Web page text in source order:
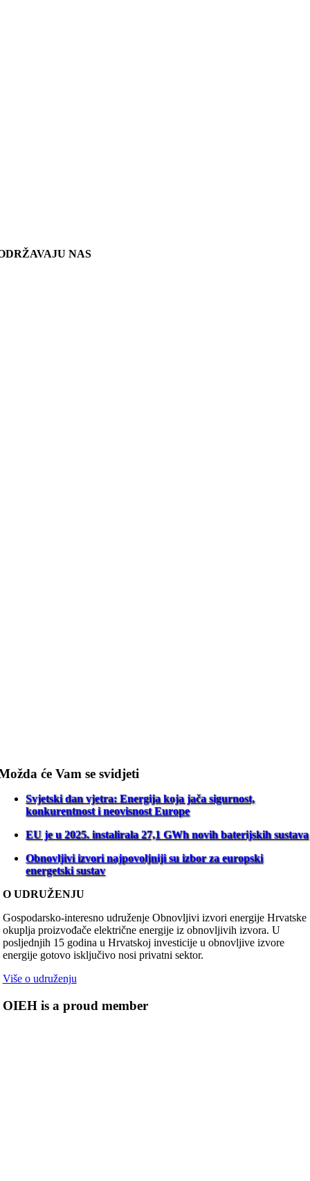
NAS
će Vam se svidjeti
Svjetski dan vjetra: Energija koja jača sigurnost,
konkurentnost i neovisnost Europe
EU je u 2025. instalirala 27,1 GWh novih baterijskih sustava
Obnovljivi izvori najpovoljniji su izbor za europski
energetski sustav
O UDRUŽENJU
Gospodarsko-interesno udruženje Obnovljivi izvori energije Hrvatske
okuplja proizvođače električne energije iz obnovljivih izvora. U
posljednjih 15 godina u Hrvatskoj investicije u obnovljive izvore
energije gotovo isključivo nosi privatni sektor.
Više o udruženju
OIEH is a proud member